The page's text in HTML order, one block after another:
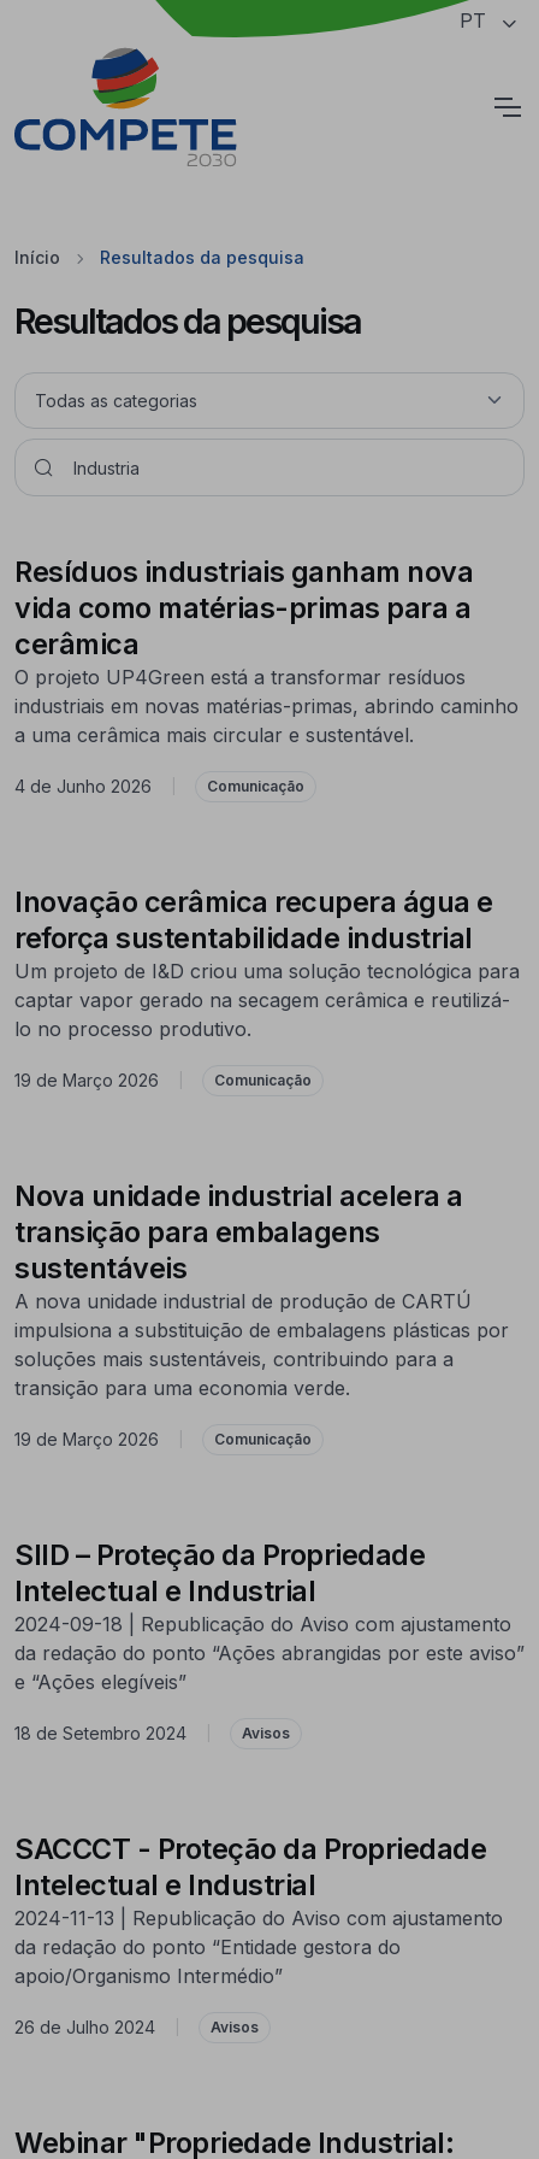
Saltar para o conteúdo principal da página PT
Início Resultados da pesquisa
Resultados da pesquisa
Resíduos industriais ganham nova
vida como matérias-primas para a
cerâmica
O projeto UP4Green está a transformar resíduos
industriais em novas matérias-primas, abrindo caminho
a uma cerâmica mais circular e sustentável.
4 de Junho 2026 Comunicação
Inovação cerâmica recupera água e
reforça sustentabilidade industrial
Um projeto de I&D criou uma solução tecnológica para
captar vapor gerado na secagem cerâmica e reutilizá-
lo no processo produtivo.
19 de Março 2026 Comunicação
Nova unidade industrial acelera a
transição para embalagens
sustentáveis
A nova unidade industrial de produção de CARTÚ
impulsiona a substituição de embalagens plásticas por
soluções mais sustentáveis, contribuindo para a
transição para uma economia verde.
19 de Março 2026 Comunicação
SIID – Proteção da Propriedade
Intelectual e Industrial
2024-09-18 | Republicação do Aviso com ajustamento
da redação do ponto “Ações abrangidas por este aviso”
e “Ações elegíveis”
18 de Setembro 2024 Avisos
SACCCT - Proteção da Propriedade
Intelectual e Industrial
2024-11-13 | Republicação do Aviso com ajustamento
da redação do ponto “Entidade gestora do
apoio/Organismo Intermédio”
26 de Julho 2024 Avisos
Webinar "Propriedade Industrial: